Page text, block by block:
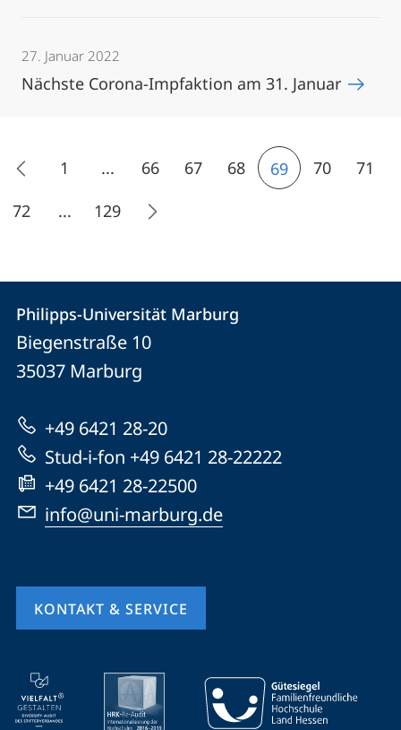
27. Januar 2022
Nächste Corona-Impfaktion am 31. Januar
1 ... 66 67 68 69 70
71
72
... 129
Kontakt
und
Informationen
zur
Website
Kontaktinformationen
Philipps-
Universität
Marburg
Philipps-Universität Marburg
Biegenstraße 10
35037 Marburg
+49 6421 28-20
Stud-i-fon +49 6421 28-22222
+49 6421 28-22500
info@uni-marburg.de
KONTAKT & SERVICE
Mobile-
Service-